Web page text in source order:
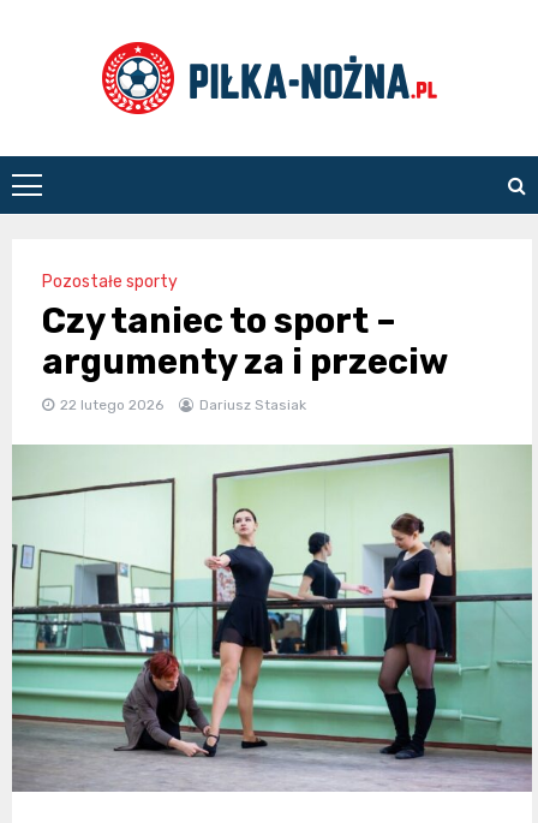
Piłka
Nożna
Pozostałe sporty
Czy taniec to sport –
argumenty za i przeciw
22 lutego 2026 Dariusz Stasiak